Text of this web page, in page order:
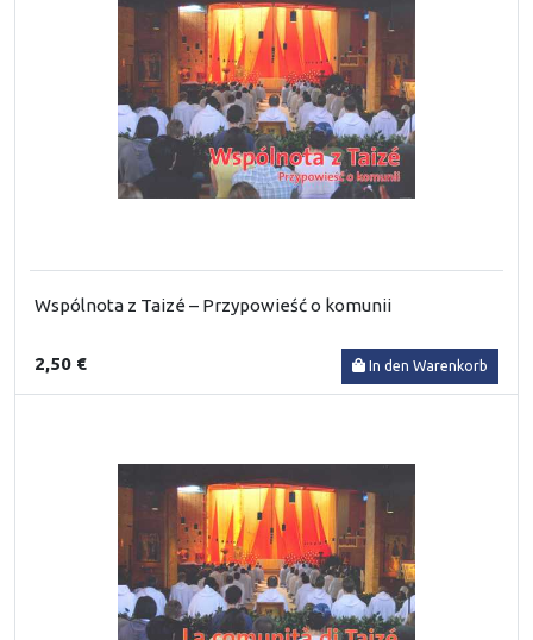
Wspólnota z Taizé – Przypowieść o komunii
2,50 € In den Warenkorb